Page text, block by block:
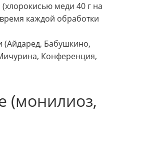
меди 40 г на
каждой обработки
(Айдаред, Бабушкино,
Конференция,
(монилиоз,